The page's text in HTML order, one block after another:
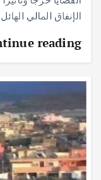
b
o
o
k
te
r
الإنفاق المالي
reading